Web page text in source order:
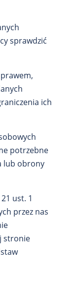
sprawdzić
ich
potrzebne
lub obrony
ust. 1
przez nas
stronie